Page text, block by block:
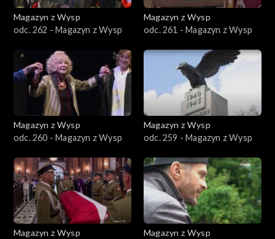
Magazyn z Wysp
odc. 262 - Magazyn z Wysp
Magazyn z Wysp
odc. 261 - Magazyn z Wysp
Magazyn z Wysp
odc. 260 - Magazyn z Wysp
Magazyn z Wysp
odc. 259 - Magazyn z Wysp
Magazyn z Wysp
Magazyn z Wysp